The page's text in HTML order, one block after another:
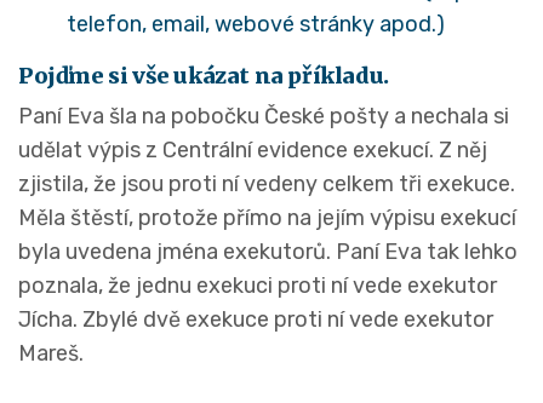
telefon, email, webové stránky apod.)
Pojďme si vše ukázat na příkladu.
Paní Eva šla na pobočku České pošty a nechala si
udělat výpis z Centrální evidence exekucí. Z něj
zjistila, že jsou proti ní vedeny celkem tři exekuce.
Měla štěstí, protože přímo na jejím výpisu exekucí
byla uvedena jména exekutorů. Paní Eva tak lehko
poznala, že jednu exekuci proti ní vede exekutor
Jícha. Zbylé dvě exekuce proti ní vede exekutor
Mareš.